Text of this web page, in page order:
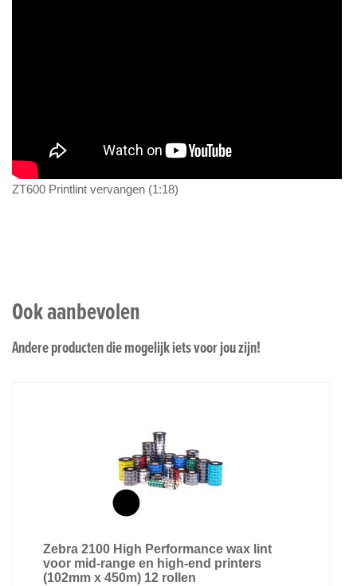
ZT600 Printlint vervangen (1:18)
Ook aanbevolen
Andere producten die mogelijk iets voor jou zijn!
Zebra 2100 High Performance wax lint
voor mid-range en high-end printers
(102mm x 450m) 12 rollen